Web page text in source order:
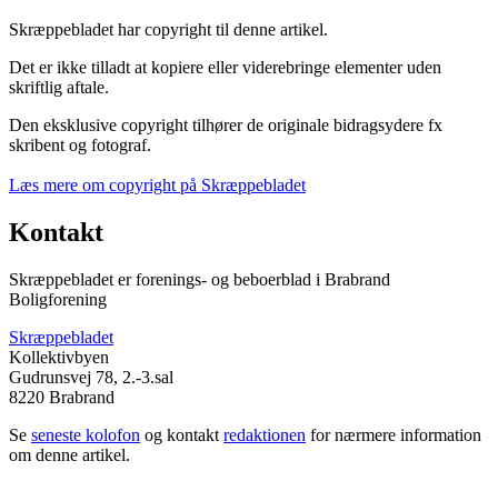
Skræppebladet har copyright til denne artikel.
Det er ikke tilladt at kopiere eller viderebringe elementer uden
skriftlig aftale.
Den eksklusive copyright tilhører de originale bidragsydere fx
skribent og fotograf.
Læs mere om copyright på Skræppebladet
Kontakt
Skræppebladet er forenings- og beboerblad i Brabrand
Boligforening
Skræppebladet
Kollektivbyen
Gudrunsvej 78, 2.-3.sal
8220 Brabrand
Se seneste kolofon og kontakt redaktionen for nærmere information
om denne artikel.